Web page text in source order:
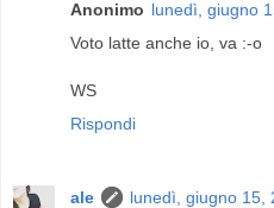
Anonimo lunedì, giugno
Voto latte anche io, va :-o
WS
Rispondi
ale
lunedì, giugno 15,